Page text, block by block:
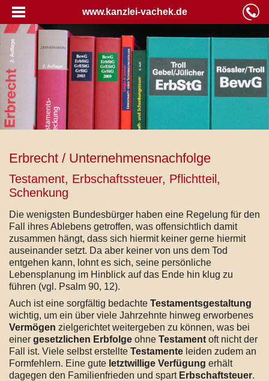
www.kanzlei-vachek.de
Erbrecht / Unternehmensnachfolge
Testament, Erbschaftssteuer, Pflichtteil,
Schenkung
Die wenigsten Bundesbürger haben eine Regelung für den
Fall ihres Ablebens getroffen, was offensichtlich damit
zusammen hängt, dass sich hiermit keiner gerne hiermit
auseinander setzt. Da aber keiner von uns dem Tod
entgehen kann, lohnt es sich, seine persönliche
Lebensplanung im Hinblick auf das Ende hin klug zu
führen (vgl. Psalm 90, 12).
Auch ist eine sorgfältig bedachte Testamentsgestaltung
wichtig, um ein über viele Jahrzehnte hinweg erworbenes
Vermögen zielgerichtet weitergeben zu können, was bei
einer gesetzlichen Erbfolge ohne Testament oft nicht der
Fall ist. Viele selbst erstellte Testamente leiden zudem an
Formfehlern. Eine gute letztwillige Verfügung erhält
dagegen den Familienfrieden und spart Erbschaftsteuer.